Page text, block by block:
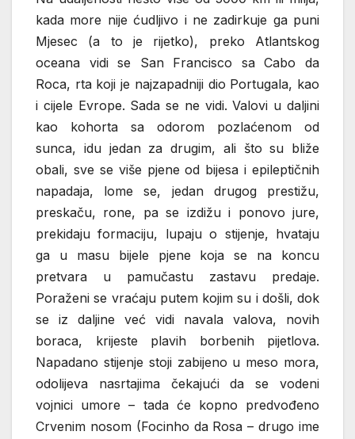
kada more nije ćudljivo i ne zadirkuje ga puni
Mjesec (a to je rijetko), preko Atlantskog
oceana vidi se San Francisco sa Cabo da
Roca, rta koji je najzapadniji dio Portugala, kao
i cijele Evrope. Sada se ne vidi. Valovi u daljini
kao kohorta sa odorom pozlaćenom od
sunca, idu jedan za drugim, ali što su bliže
obali, sve se više pjene od bijesa i epileptičnih
napadaja, lome se, jedan drugog prestižu,
preskaču, rone, pa se izdižu i ponovo jure,
prekidaju formaciju, lupaju o stijenje, hvataju
ga u masu bijele pjene koja se na koncu
pretvara u pamučastu zastavu predaje.
Poraženi se vraćaju putem kojim su i došli, dok
se iz daljine već vidi navala valova, novih
boraca, krijeste plavih borbenih pijetlova.
Napadano stijenje stoji zabijeno u meso mora,
odolijeva nasrtajima čekajući da se vodeni
vojnici umore – tada će kopno predvođeno
Crvenim nosom (Focinho da Rosa – drugo ime